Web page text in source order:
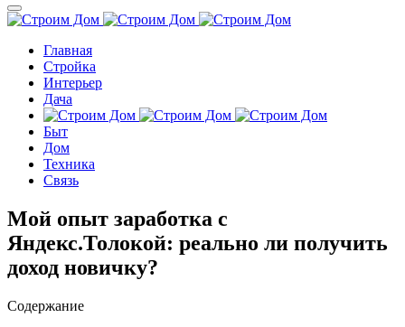
Главная
Стройка
Интерьер
Дача
Быт
Дом
Техника
Связь
Мой опыт заработка с
Яндекс.Толокой: реально ли получить
доход новичку?
Содержание